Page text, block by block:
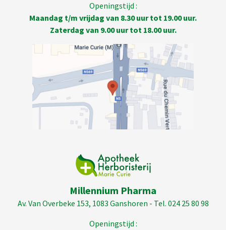
Openingstijd :
Maandag t/m vrijdag van 8.30 uur tot 19.00 uur.
Zaterdag van 9.00 uur tot 18.00 uur.
Millennium Pharma
Av. Van Overbeke 153, 1083 Ganshoren - Tel. 024 25 80 98
Openingstijd :